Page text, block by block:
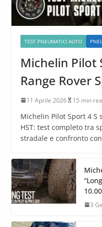
TEST PNEUMATICI AUTO
Michelin Pilot
Range Rover
11 Aprile 2026 15 min
Michelin Pilot Sport 4 S
HST: test completo tra
stradale e confronto
3